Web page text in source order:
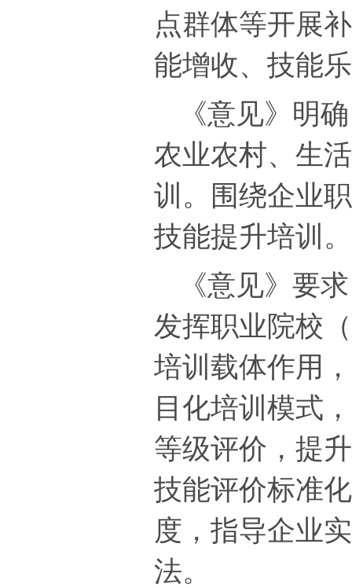
点群体等开展
能增收、技能
《意见》明
农业农村、生
训。围绕企业
技能提升培训。
《意见》要
发挥职业院校
培训载体作用，
目化培训模式
等级评价，提
技能评价标准
度，指导企业
法。